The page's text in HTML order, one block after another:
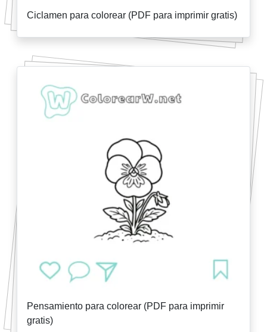
Ciclamen para colorear (PDF para imprimir gratis)
Pensamiento para colorear (PDF para imprimir
gratis)